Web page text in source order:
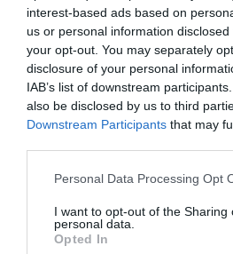
interest-based ads based on
us or personal information
your opt-out. You may separately
disclosure of your personal
IAB’s list of downstream
also be disclosed by us to third
Downstream Participants that may
Personal Data Processing Opt
I want to opt-out of the Sharing
personal data.
Opted In
Γίνε